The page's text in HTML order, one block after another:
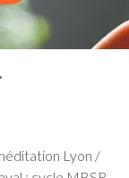
Lyon /